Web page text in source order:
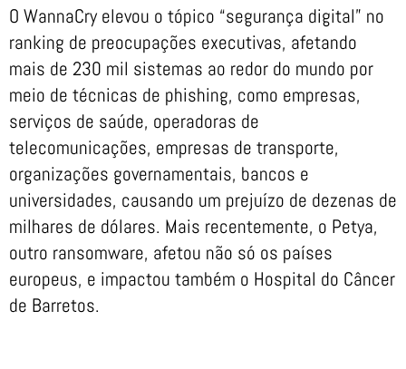
O WannaCry elevou o tópico “segurança digital” no
ranking de preocupações executivas, afetando
mais de 230 mil sistemas ao redor do mundo por
meio de técnicas de phishing, como empresas,
serviços de saúde, operadoras de
telecomunicações, empresas de transporte,
organizações governamentais, bancos e
universidades, causando um prejuízo de dezenas de
milhares de dólares. Mais recentemente, o Petya,
outro ransomware, afetou não só os países
europeus, e impactou também o Hospital do Câncer
de Barretos.